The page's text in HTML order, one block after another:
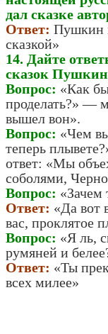
дал сказке
Ответ: Пушкин
сказкой»
14. Дайте
сказок
Вопрос: «Как
проделать?» —
вышел вон».
Вопрос: «Чем
теперь
ответ: «Мы
соболями,
Вопрос: «Зачем
Ответ: «Да вот
вас, проклятое
Вопрос: «Я ль,
румяней и
Ответ: «Ты
всех милее»